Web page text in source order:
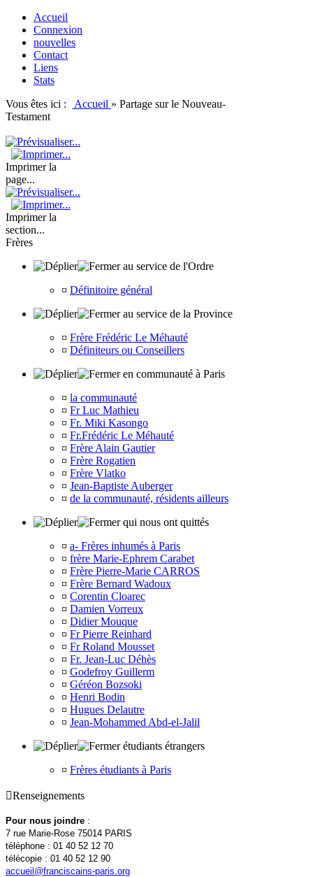
Accueil
Connexion
nouvelles
Contact
Liens
Stats
Vous êtes ici :
Accueil » Partage sur le Nouveau-
Testament
Imprimer la
page...
Imprimer la
section...
Frères
au service de l'Ordre
¤ Définitoire général
au service de la Province
¤ Frère Frédéric Le Méhauté
¤ Définiteurs ou Conseillers
en communauté à Paris
¤ la communauté
¤ Fr Luc Mathieu
¤ Fr. Miki Kasongo
¤ Fr.Frédéric Le Méhauté
¤ Frère Alain Gautier
¤ Frère Rogatien
¤ Frère Vlatko
¤ Jean-Baptiste Auberger
¤ de la communauté, résidents ailleurs
qui nous ont quittés
¤ a- Frères inhumés à Paris
¤ frère Marie-Ephrem Carabet
¤ Frère Pierre-Marie CARROS
¤ Frère Bernard Wadoux
¤ Corentin Cloarec
¤ Damien Vorreux
¤ Didier Mouque
¤ Fr Pierre Reinhard
¤ Fr Roland Mousset
¤ Fr. Jean-Luc Déhès
¤ Godefroy Guillerm
¤ Géréon Bozsoki
¤ Henri Bodin
¤ Hugues Delautre
¤ Jean-Mohammed Abd-el-Jalil
étudiants étrangers
¤ Frères étudiants à Paris
Renseignements
Pour nous joindre :
7 rue Marie-Rose 75014 PARIS
téléphone : 01 40 52 12 70
télécopie : 01 40 52 12 90
accueil@franciscains-paris.org